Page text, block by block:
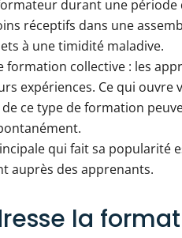
durant une période
réceptifs dans une
à une timidité maladive.
formation collective : les
expériences. Ce qui ouvre
de ce type de formation
qui fait sa popularité
auprès des apprenants.
la